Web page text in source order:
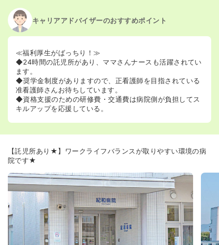
キャリアアドバイザーのおすすめポイント
≪福利厚生がばっちり！≫
◆24時間の託児所があり、ママさんナースも活躍されてい
ます。
◆奨学金制度がありますので、正看護師を目指されている
准看護師さんお待ちしています。
◆資格支援のための研修費・交通費は病院側が負担してス
キルアップを応援している。
【託児所あり★】ワークライフバランスが取りやすい環境の病
院です★